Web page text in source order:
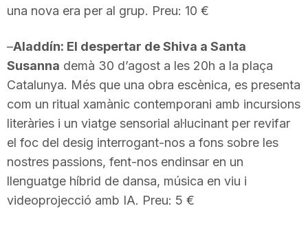
g
o
n
una nova era per al grup. Preu: 10 €
–Aladdín: El despertar de Shiva a Santa
Susanna demà 30 d’agost a les 20h a la plaça
Catalunya. Més que una obra escènica, es presenta
com un ritual xamànic contemporani amb incursions
literàries i un viatge sensorial al·lucinant per revifar
el foc del desig interrogant-nos a fons sobre les
nostres passions, fent-nos endinsar en un
llenguatge híbrid de dansa, música en viu i
videoprojecció amb IA. Preu: 5 €